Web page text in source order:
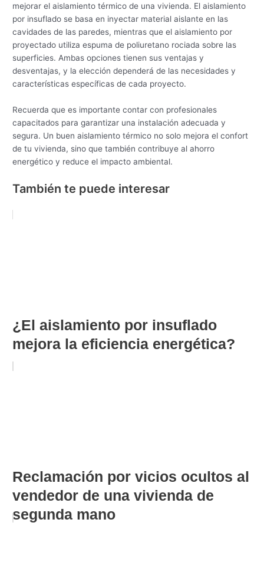
mejorar el aislamiento térmico de una vivienda. El aislamiento
por insuflado se basa en inyectar material aislante en las
cavidades de las paredes, mientras que el aislamiento por
proyectado utiliza espuma de poliuretano rociada sobre las
superficies. Ambas opciones tienen sus ventajas y
desventajas, y la elección dependerá de las necesidades y
características específicas de cada proyecto.
Recuerda que es importante contar con profesionales
capacitados para garantizar una instalación adecuada y
segura. Un buen aislamiento térmico no solo mejora el confort
de tu vivienda, sino que también contribuye al ahorro
energético y reduce el impacto ambiental.
También te puede interesar
¿El aislamiento por insuflado
mejora la eficiencia energética?
Reclamación por vicios ocultos al
vendedor de una vivienda de
segunda mano